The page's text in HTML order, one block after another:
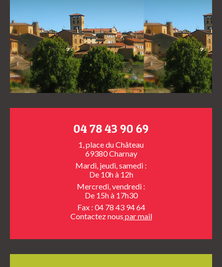
04 78 43 90 69
1, place du Château
69380 Charnay
Mardi, jeudi, samedi :
De 10h à 12h
Mercredi, vendredi :
De 15h à 17h30
Fax : 04 78 43 94 64
Contactez nous par mail